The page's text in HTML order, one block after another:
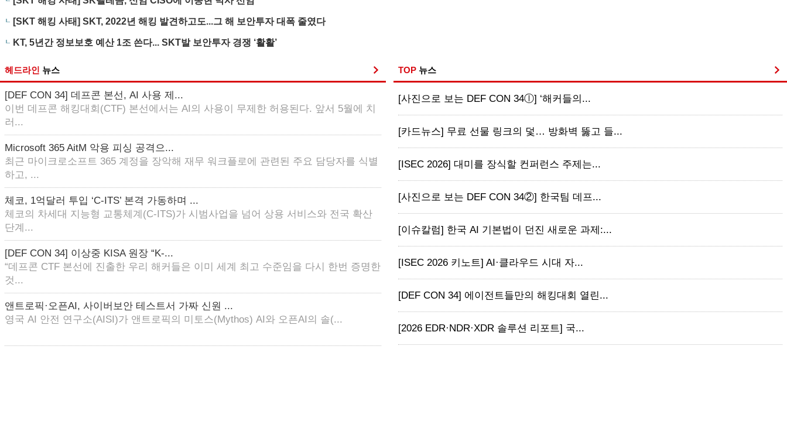
[SKT 해킹 사태] SKT, 2022년 해킹 발견하고도...그 해 보안투자 대폭 줄였다
KT, 5년간 정보보호 예산 1조 쓴다... SKT발 보안투자 경쟁 ‘활활’
헤드라인 뉴스
[DEF CON 34] 데프콘 본선, AI 사용 제...
이번 데프콘 해킹대회(CTF) 본선에서는 AI의 사용이 무제한 허용된다. 앞서 5월에 치
러...
Microsoft 365 AitM 악용 피싱 공격으...
최근 마이크로소프트 365 계정을 장악해 재무 워크플로에 관련된 주요 담당자를 식별
하고, ...
체코, 1억달러 투입 ‘C-ITS’ 본격 가동하며 ...
체코의 차세대 지능형 교통체계(C-ITS)가 시범사업을 넘어 상용 서비스와 전국 확산
단계...
[DEF CON 34] 이상중 KISA 원장 “K-...
“데프콘 CTF 본선에 진출한 우리 해커들은 이미 세계 최고 수준임을 다시 한번 증명한
것...
앤트로픽·오픈AI, 사이버보안 테스트서 가짜 신원 ...
영국 AI 안전 연구소(AISI)가 앤트로픽의 미토스(Mythos) AI와 오픈AI의 솔(...
TOP 뉴스
[사진으로 보는 DEF CON 34ⓛ] ‘해커들의...
[카드뉴스] 무료 선물 링크의 덫… 방화벽 뚫고 들...
[ISEC 2026] 대미를 장식할 컨퍼런스 주제는...
[사진으로 보는 DEF CON 34②] 한국팀 데프...
[이슈칼럼] 한국 AI 기본법이 던진 새로운 과제:...
[ISEC 2026 키노트] AI·클라우드 시대 자...
[DEF CON 34] 에이전트들만의 해킹대회 열린...
[2026 EDR·NDR·XDR 솔루션 리포트] 국...